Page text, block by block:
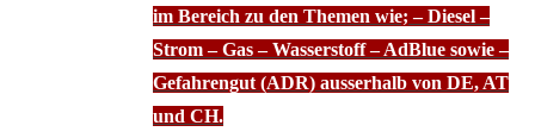
im Bereich zu den Themen wie; – Diesel –
Strom – Gas – Wasserstoff – AdBlue sowie –
Gefahrengut (ADR) ausserhalb von DE, AT
und CH.